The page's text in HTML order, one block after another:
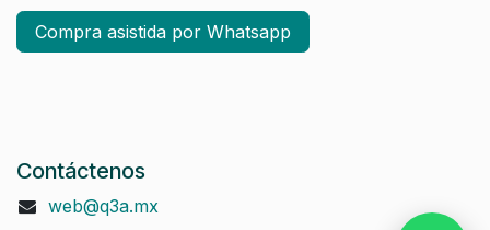
Compra asistida por Whatsapp
Contáctenos
web@q3a.mx